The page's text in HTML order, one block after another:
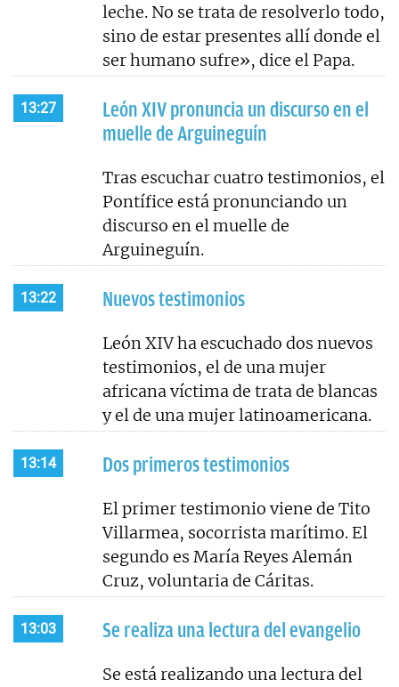
leche. No se trata de resolverlo todo,
sino de estar presentes allí donde el
ser humano sufre», dice el Papa.
13:27
León XIV pronuncia un discurso en el
muelle de Arguineguín
Tras escuchar cuatro testimonios, el
Pontífice está pronunciando un
discurso en el muelle de
Arguineguín.
13:22 Nuevos testimonios
León XIV ha escuchado dos nuevos
testimonios, el de una mujer
africana víctima de trata de blancas
y el de una mujer latinoamericana.
13:14 Dos primeros testimonios
El primer testimonio viene de Tito
Villarmea, socorrista marítimo. El
segundo es María Reyes Alemán
Cruz, voluntaria de Cáritas.
13:03 Se realiza una lectura del evangelio
Se está realizando una lectura del